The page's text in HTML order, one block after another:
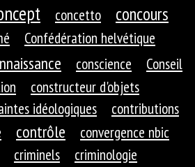
concetto concours
Confédération helvétique
conscience
Conseil
constructeur d'objets
idéologiques
contributions
contrôle
convergence nbic
criminels criminologie